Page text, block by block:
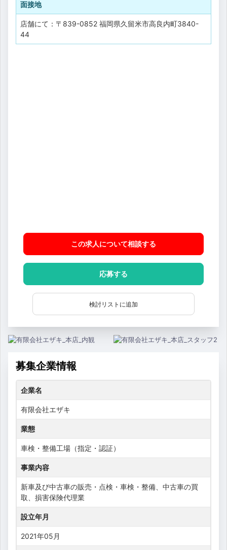
面接地
店舗にて：〒839-0852 福岡県久留米市高良内町3840-
44
この求人について相談する
応募する
検討リストに追加
募集企業情報
企業名
有限会社エザキ
業態
車検・整備工場（指定・認証）
事業内容
新車及び中古車の販売・点検・車検・整備、中古車の買
取、損害保険代理業
設立年月
2021年05月